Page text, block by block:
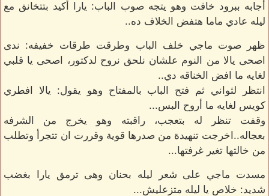
أجابه ببرود خافت وهو يتجه صوب الباب: يارا أكيد بتتخانق مع
ليله عادي ماما هتفض الخلاف ده..
ظهر صوت ماجي خلف الباب وطرقت طرقات خفيفه: ندى
اصحى يالا من النوم علشان نلحق نروح لدكتور، اصحى يا قلبي
لغايه ما افض الخناقه دي..
انتظر لثواني ثم فتح الباب بالمفتاح وهو يقول: يالا افطري
كويس لغايه ما أروح البس...
وقفت تنظر له بتعجب، راقبته وهو يخرج من الشرفه
بعجاله..اخرجت تنهيدة من صدرها قوية وقررت ان تتجرأ وتطلب
من خالتها تغير غرفتها...
مسدت ماجي على شعر ليله بحنان وهى ترمق يارا بغضب
شديد: خلاص يا ليله متزعليش...